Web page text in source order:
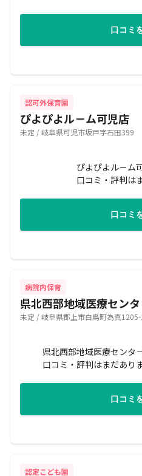
口コミ
認可外保育園
ぴよぴよル－ム可児店
未定 / 岐阜県可児市坂戸字石田399
ぴよぴよル－ム
口コミ・評判は
口コミ
病院内保育
県北西部地域医療セン
未定 / 岐阜県郡上市白鳥町為真1205-
県北西部地域医療センタ
口コミ・評判はまだあり
口コミ
認定こども園